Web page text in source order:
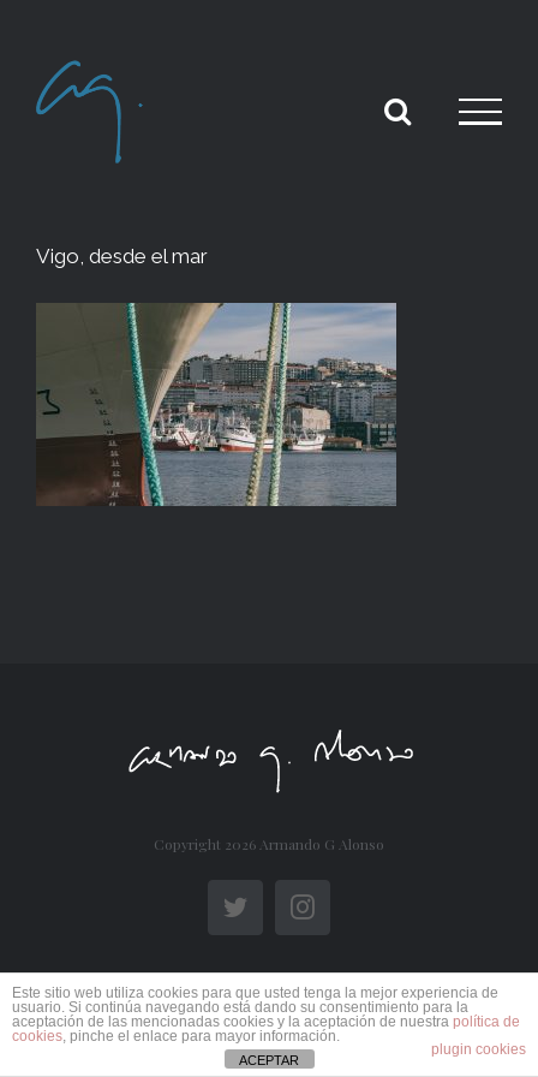
content
Vigo, desde el mar
Copyright 2026 Armando G Alonso
TwitterInstagram
Este sitio web utiliza cookies para que usted tenga la mejor experiencia de
usuario. Si continúa navegando está dando su consentimiento para la
aceptación de las mencionadas cookies y la aceptación de nuestra política de
cookies, pinche el enlace para mayor información.
plugin cookies
ACEPTAR